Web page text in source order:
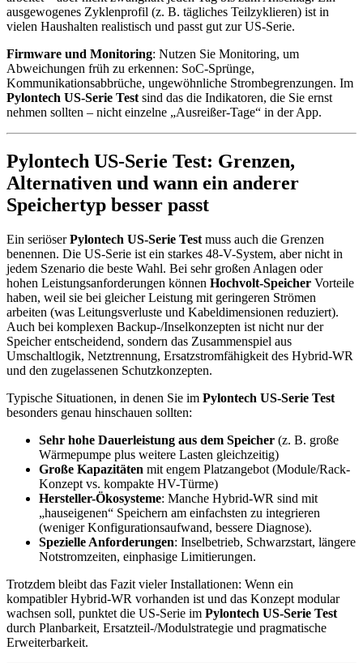
ausgewogenes Zyklenprofil (z. B. tägliches Teilzyklieren) ist in
vielen Haushalten realistisch und passt gut zur US-Serie.
Firmware und Monitoring: Nutzen Sie Monitoring, um
Abweichungen früh zu erkennen: SoC-Sprünge,
Kommunikationsabbrüche, ungewöhnliche Strombegrenzungen. Im
Pylontech US-Serie Test sind das die Indikatoren, die Sie ernst
nehmen sollten – nicht einzelne „Ausreißer-Tage“ in der App.
Pylontech US-Serie Test: Grenzen,
Alternativen und wann ein anderer
Speichertyp besser passt
Ein seriöserPylontech US-Serie Test muss auch die Grenzen
benennen. Die US-Serie ist ein starkes 48-V-System, aber nicht in
jedem Szenario die beste Wahl. Bei sehr großen Anlagen oder
hohen Leistungsanforderungen können Hochvolt-Speicher Vorteile
haben, weil sie bei gleicher Leistung mit geringeren Strömen
arbeiten (was Leitungsverluste und Kabeldimensionen reduziert).
Auch bei komplexen Backup-/Inselkonzepten ist nicht nur der
Speicher entscheidend, sondern das Zusammenspiel aus
Umschaltlogik, Netztrennung, Ersatzstromfähigkeit des Hybrid-WR
und den zugelassenen Schutzkonzepten.
Typische Situationen, in denen Sie im Pylontech US-Serie Test
besonders genau hinschauen sollten:
Sehr hohe Dauerleistung aus dem Speicher (z. B. große
Wärmepumpe plus weitere Lasten gleichzeitig)
Große Kapazitäten mit engem Platzangebot (Module/Rack-
Konzept vs. kompakte HV-Türme)
Hersteller-Ökosysteme: Manche Hybrid-WR sind mit
„hauseigenen“ Speichern am einfachsten zu integrieren
(weniger Konfigurationsaufwand, bessere Diagnose).
Spezielle Anforderungen: Inselbetrieb, Schwarzstart, längere
Notstromzeiten, einphasige Limitierungen.
Trotzdem bleibt das Fazit vieler Installationen: Wenn ein
kompatibler Hybrid-WR vorhanden ist und das Konzept modular
wachsen soll, punktet die US-Serie im Pylontech US-Serie Test
durch Planbarkeit, Ersatzteil-/Modulstrategie und pragmatische
Erweiterbarkeit.